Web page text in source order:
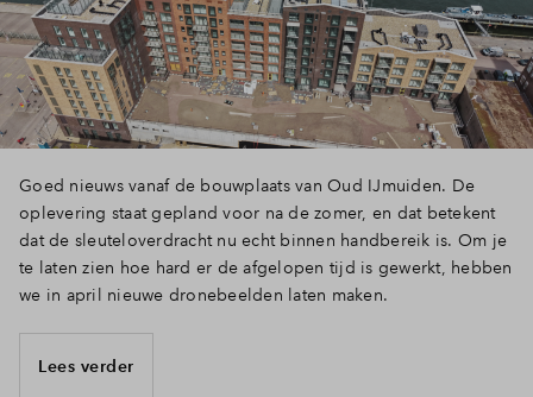
Goed nieuws vanaf de bouwplaats van Oud IJmuiden. De
oplevering staat gepland voor na de zomer, en dat betekent
dat de sleuteloverdracht nu echt binnen handbereik is. Om je
te laten zien hoe hard er de afgelopen tijd is gewerkt, hebben
we in april nieuwe dronebeelden laten maken.
Lees verder